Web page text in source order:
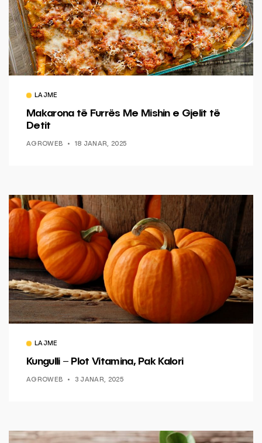
LAJME
Makarona të Furrës Me Mishin e Gjelit të
Detit
AGROWEB 18 JANAR, 2025
LAJME
Kungulli – Plot Vitamina, Pak Kalori
AGROWEB 3 JANAR, 2025